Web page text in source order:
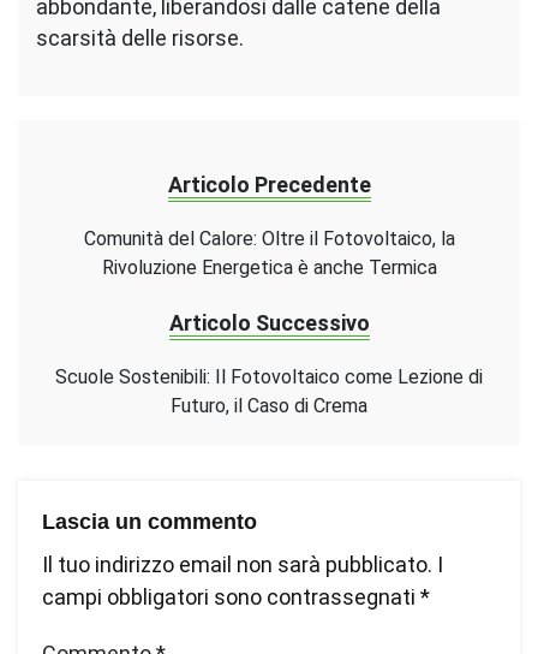
abbondante, liberandosi dalle catene della
scarsità delle risorse.
Articolo Precedente
Comunità del Calore: Oltre il Fotovoltaico, la
Rivoluzione Energetica è anche Termica
Articolo Successivo
Scuole Sostenibili: Il Fotovoltaico come Lezione di
Futuro, il Caso di Crema
Lascia un commento
Il tuo indirizzo email non sarà pubblicato. I
campi obbligatori sono contrassegnati *